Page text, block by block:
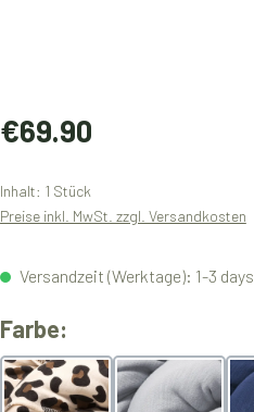
Regulärer Preis:
€69.90
Inhalt: 1 Stück
Preise inkl. MwSt. zzgl. Versandkosten
Versandzeit (Werktage): 1-3 days
Farbe:
Leo lightgrey